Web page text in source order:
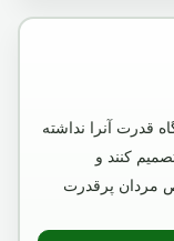
قدرت آنرا نداشته
کنند و
مردان پرقدرت